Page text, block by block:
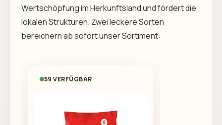
Wertschöpfung im Herkunftsland und fördert die
lokalen Strukturen. Zwei leckere Sorten
bereichern ab sofort unser Sortiment:
59 VERFÜGBAR